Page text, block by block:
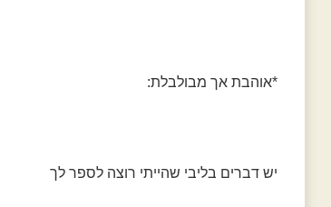
*אוהבת אך מבולבלת:
יש דברים בליבי שהייתי רוצה לספר לך